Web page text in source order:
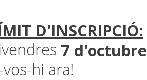
D'INSCRIPCIÓ:
7 d'octubre
hi ara!